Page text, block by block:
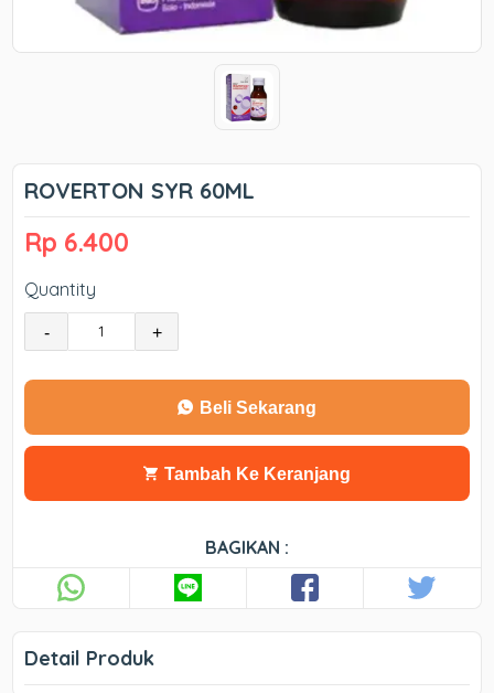
ROVERTON SYR 60ML
Rp 6.400
Quantity
- +
Beli Sekarang
Tambah Ke Keranjang
BAGIKAN :
Detail Produk